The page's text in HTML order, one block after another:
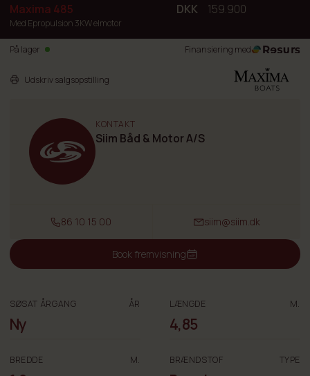
Maxima 485
Med Epropulsion 3KW elmotor
DKK 159.900
På lager Finansiering med
Udskriv salgsopstilling
KONTAKT
Siim Båd & Motor A/S
86 10 15 00 siim@siim.dk
Book fremvisning
SØSAT ÅRGANG ÅR
Ny
LÆNGDE M.
4,85
BREDDE M. BRÆNDSTOF TYPE